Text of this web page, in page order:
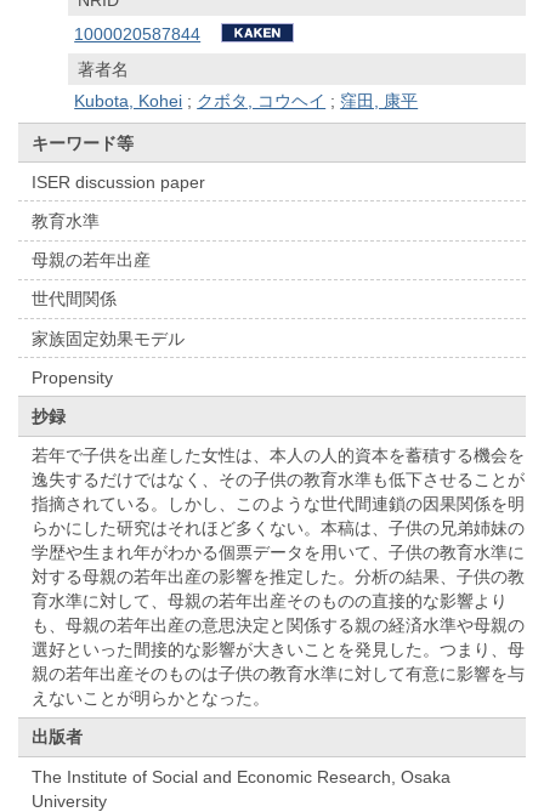
1000020587844
著者名
Kubota, Kohei ; クボタ, コウヘイ ;窪田, 康平
キーワード等
ISER discussion paper
教育水準
母親の若年出産
世代間関係
家族固定効果モデル
Propensity
抄録
若年で子供を出産した女性は、本人の人的資本を蓄積する機会を
逸失するだけではなく、その子供の教育水準も低下させることが
指摘されている。しかし、このような世代間連鎖の因果関係を明
らかにした研究はそれほど多くない。本稿は、子供の兄弟姉妹の
学歴や生まれ年がわかる個票データを用いて、子供の教育水準に
対する母親の若年出産の影響を推定した。分析の結果、子供の教
育水準に対して、母親の若年出産そのものの直接的な影響より
も、母親の若年出産の意思決定と関係する親の経済水準や母親の
選好といった間接的な影響が大きいことを発見した。つまり、母
親の若年出産そのものは子供の教育水準に対して有意に影響を与
えないことが明らかとなった。
出版者
The Institute of Social and Economic Research, Osaka
University